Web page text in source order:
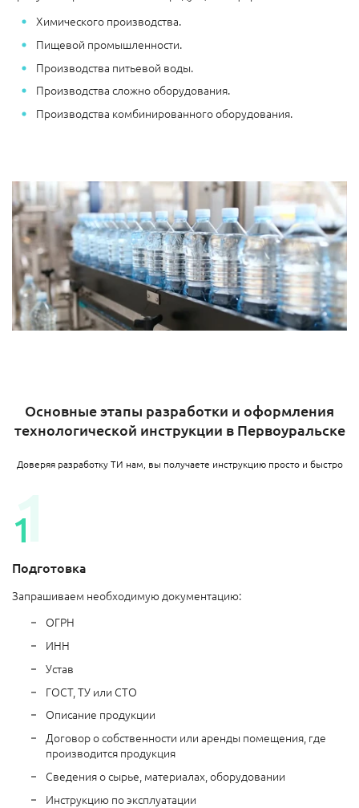
Химического производства.
Пищевой промышленности.
Производства питьевой воды.
Производства сложно оборудования.
Производства комбинированного оборудования.
Основные этапы разработки и оформления
технологической инструкции в Первоуральске
Доверяя разработку ТИ нам, вы получаете инструкцию просто и быстро
Подготовка
Запрашиваем необходимую документацию:
ОГРН
ИНН
Устав
ГОСТ, ТУ или СТО
Описание продукции
Договор о собственности или аренды помещения, где
производится продукция
Сведения о сырье, материалах, оборудовании
Инструкцию по эксплуатации